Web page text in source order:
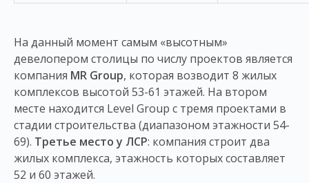
На данный момент самым «высотным»
девелопером столицы по числу проектов является
компания MR Group, которая возводит 8 жилых
комплексов высотой 53-61 этажей. На втором
месте находится Level Group с тремя проектами в
стадии строительства (диапазоном этажности 54-
69). Третье место у ЛСР: компания строит два
жилых комплекса, этажность которых составляет
52 и 60 этажей.